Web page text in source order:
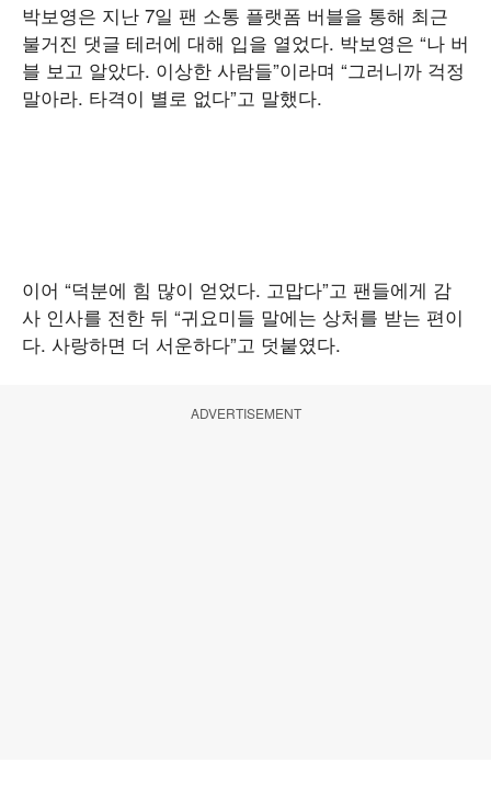
박보영은 지난 7일 팬 소통 플랫폼 버블을 통해 최근
불거진 댓글 테러에 대해 입을 열었다. 박보영은 “나 버
블 보고 알았다. 이상한 사람들”이라며 “그러니까 걱정
말아라. 타격이 별로 없다”고 말했다.
이어 “덕분에 힘 많이 얻었다. 고맙다”고 팬들에게 감
사 인사를 전한 뒤 “귀요미들 말에는 상처를 받는 편이
다. 사랑하면 더 서운하다”고 덧붙였다.
ADVERTISEMENT